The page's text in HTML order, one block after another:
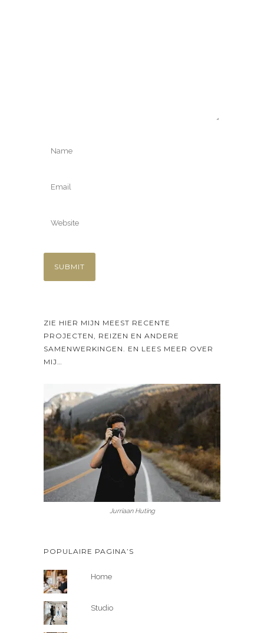
ZIE HIER MIJN MEEST RECENTE
PROJECTEN, REIZEN EN ANDERE
SAMENWERKINGEN. EN LEES MEER OVER
MIJ…
Jurriaan Huting
POPULAIRE PAGINA’S
Home
Studio